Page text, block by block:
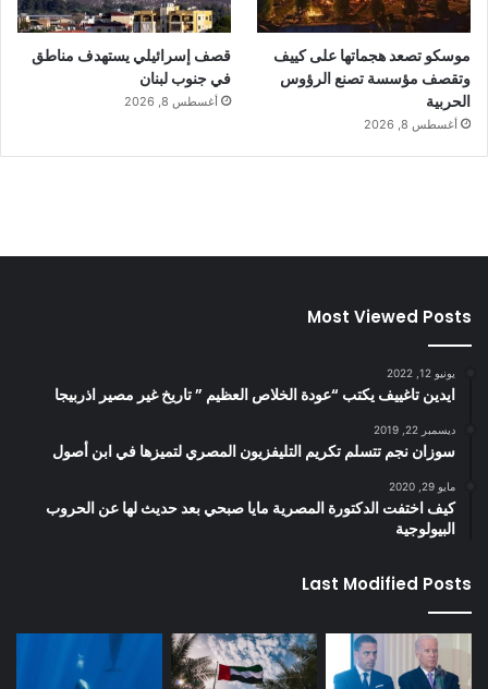
موسكو تصعد هجماتها على كييف
وتقصف مؤسسة تصنع الرؤوس
الحربية
أغسطس 8, 2026
قصف إسرائيلي يستهدف مناطق
في جنوب لبنان
أغسطس 8, 2026
Most Viewed Posts
يونيو 12, 2022
ايدين تاغييف يكتب “عودة الخلاص العظيم ” تاريخ غير مصير اذربيجا
ديسمبر 22, 2019
سوزان نجم تتسلم تكريم التليفزيون المصري لتميزها في ابن أصول
مايو 29, 2020
كيف اختفت الدكتورة المصرية مايا صبحي بعد حديث لها عن الحروب
البيولوجية
Last Modified Posts